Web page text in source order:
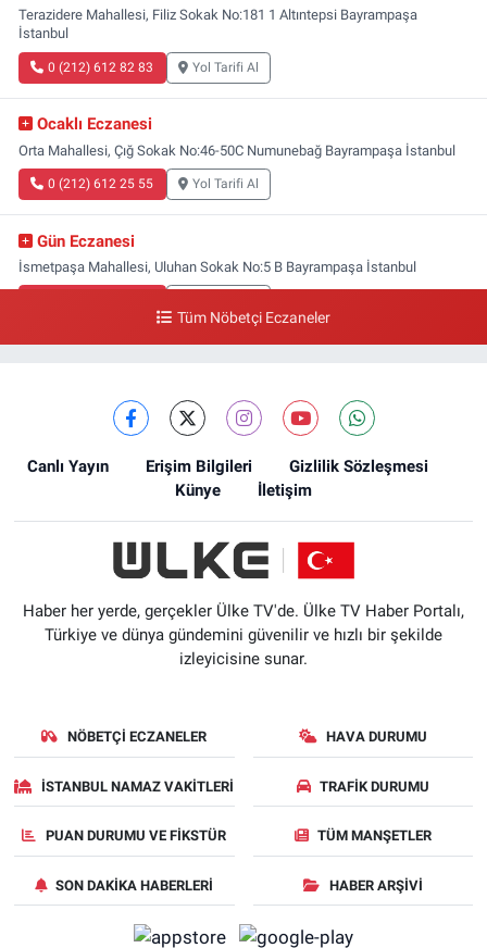
Terazidere Mahallesi, Filiz Sokak No:181 1 Altıntepsi Bayrampaşa
İstanbul
0 (212) 612 82 83 Yol Tarifi Al
Ocaklı Eczanesi
Orta Mahallesi, Çığ Sokak No:46-50C Numunebağ Bayrampaşa İstanbul
0 (212) 612 25 55 Yol Tarifi Al
Gün Eczanesi
İsmetpaşa Mahallesi, Uluhan Sokak No:5 B Bayrampaşa İstanbul
0 (212) 640 11 57 Yol Tarifi Al
Tüm Nöbetçi Eczaneler
Canlı Yayın Erişim Bilgileri
Gizlilik Sözleşmesi
Künye
İletişim
Haber her yerde, gerçekler Ülke TV'de. Ülke TV Haber Portalı,
Türkiye ve dünya gündemini güvenilir ve hızlı bir şekilde
izleyicisine sunar.
NÖBETÇI ECZANELER HAVA DURUMU
İSTANBUL NAMAZ VAKITLERI TRAFIK DURUMU
PUAN DURUMU VE FIKSTÜR TÜM MANŞETLER
SON DAKIKA HABERLERI HABER ARŞIVI